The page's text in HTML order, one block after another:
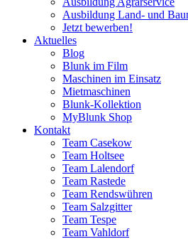
Ausbildung Land- und
Jetzt bewerben!
Aktuelles
Blog
Blunk im Film
Maschinen im Einsatz
Mietmaschinen
Blunk-Kollektion
MyBlunk Shop
Kontakt
Team Casekow
Team Holtsee
Team Lalendorf
Team Rastede
Team Rendswühren
Team Salzgitter
Team Tespe
Team Vahldorf